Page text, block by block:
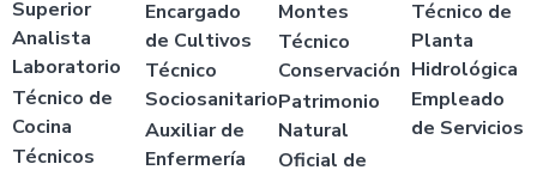
Superior
Analista
Laboratorio
Técnico de
Cocina
Técnicos
Encargado
de Cultivos
Técnico
Sociosanitario
Auxiliar de
Enfermería
Montes
Técnico
Conservación
Patrimonio
Natural
Oficial de
Técnico de
Planta
Hidrológica
Empleado
de Servicios